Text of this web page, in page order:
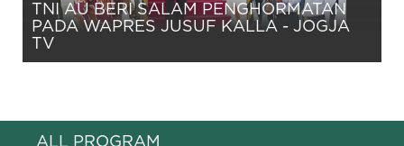
TNI AU BERI SALAM PENGHORMATAN
PADA WAPRES JUSUF KALLA - JOGJA
TV
ALL PROGRAM